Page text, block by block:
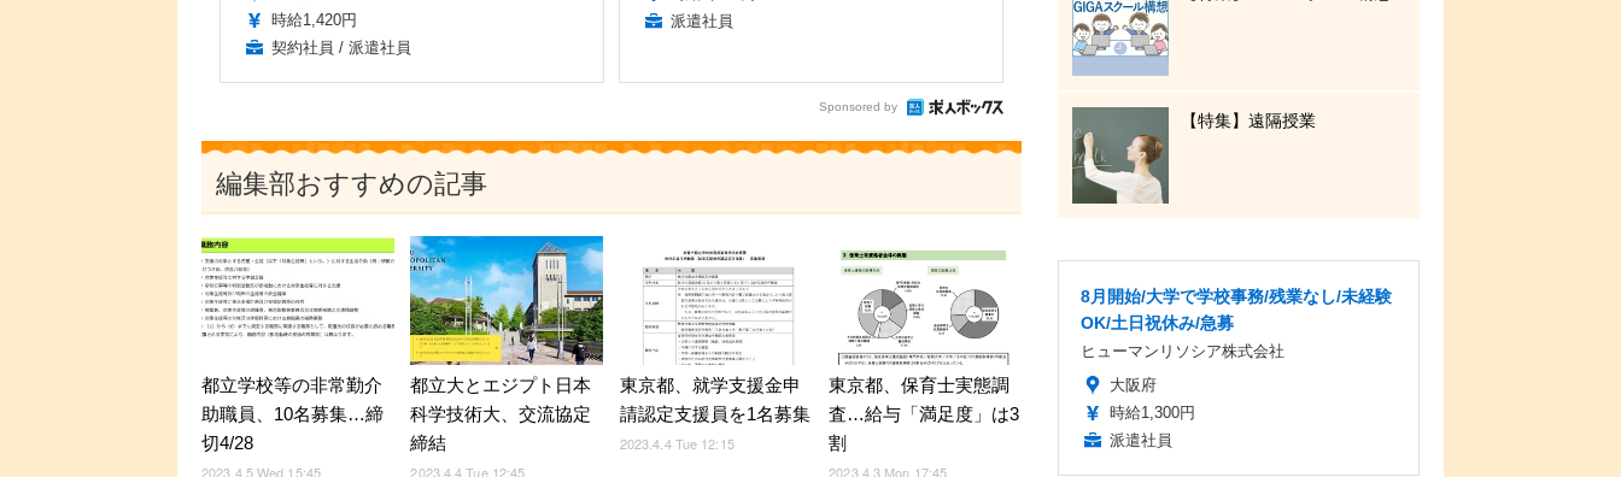
時給1,420円
契約社員 / 派遣社員
派遣社員
Sponsored by
編集部おすすめの記事
都立学校等の非常勤介
助職員、10名募集…締
切4/28
2023.4.5 Wed 15:45
都立大とエジプト日本
科学技術大、交流協定
締結
2023.4.4 Tue 12:45
東京都、就学支援金申
請認定支援員を1名募集
2023.4.4 Tue 12:15
東京都、保育士実態調
査…給与「満足度」は3
割
2023.4.3 Mon 17:45
【特集】遠隔授業
8月開始/大学で学校事務/残業なし/未経験
OK/土日祝休み/急募
ヒューマンリソシア株式会社
大阪府
時給1,300円
派遣社員